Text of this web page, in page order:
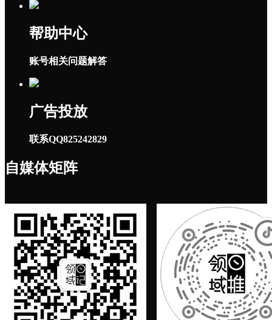
帮助中心
账号相关问题解答
广告投放
联系QQ825242829
自媒体矩阵